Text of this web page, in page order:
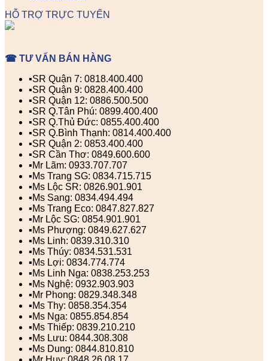
HỖ TRỢ TRỰC TUYẾN
☎ TƯ VẤN BÁN HÀNG
▪️SR Quận 7: 0818.400.400
▪️SR Quận 9: 0828.400.400
▪️SR Quận 12: 0886.500.500
▪️SR Q.Tân Phú: 0899.400.400
▪️SR Q.Thủ Đức: 0855.400.400
▪️SR Q.Bình Thạnh: 0814.400.400
▪️SR Quận 2: 0853.400.400
▪️SR Cần Thơ: 0849.600.600
▪️Mr Lãm: 0933.707.707
▪️Ms Trang SG: 0834.715.715
▪️Ms Lộc SR: 0826.901.901
▪️Ms Sang: 0834.494.494
▪️Ms Trang Eco: 0847.827.827
▪️Mr Lộc SG: 0854.901.901
▪️Ms Phượng: 0849.627.627
▪️Ms Linh: 0839.310.310
▪️Ms Thúy: 0834.531.531
▪️Ms Lợi: 0834.774.774
▪️Ms Linh Nga: 0838.253.253
▪️Ms Nghệ: 0932.903.903
▪️Mr Phong: 0829.348.348
▪️Ms Thy: 0858.354.354
▪️Ms Nga: 0855.854.854
▪️Ms Thiếp: 0839.210.210
▪️Ms Lưu: 0844.308.308
▪️Ms Dung: 0844.810.810